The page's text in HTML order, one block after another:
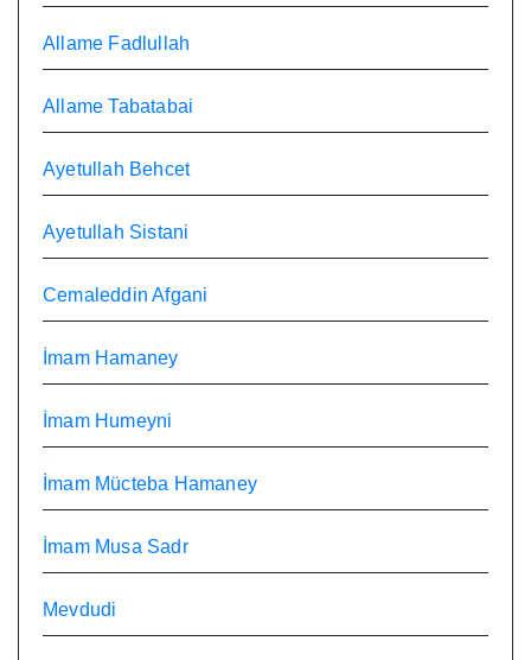
Allame Fadlullah
Allame Tabatabai
Ayetullah Behcet
Ayetullah Sistani
Cemaleddin Afgani
İmam Hamaney
İmam Humeyni
İmam Mücteba Hamaney
İmam Musa Sadr
Mevdudi